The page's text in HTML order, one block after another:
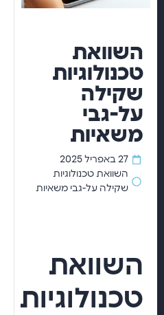
השוואת
טכנולוגיות
שקילה
על-גבי
משאיות
27 באפריל 2025
השוואת טכנולוגיות
שקילה על-גבי משאיות
השוואת
טכנולוגיות